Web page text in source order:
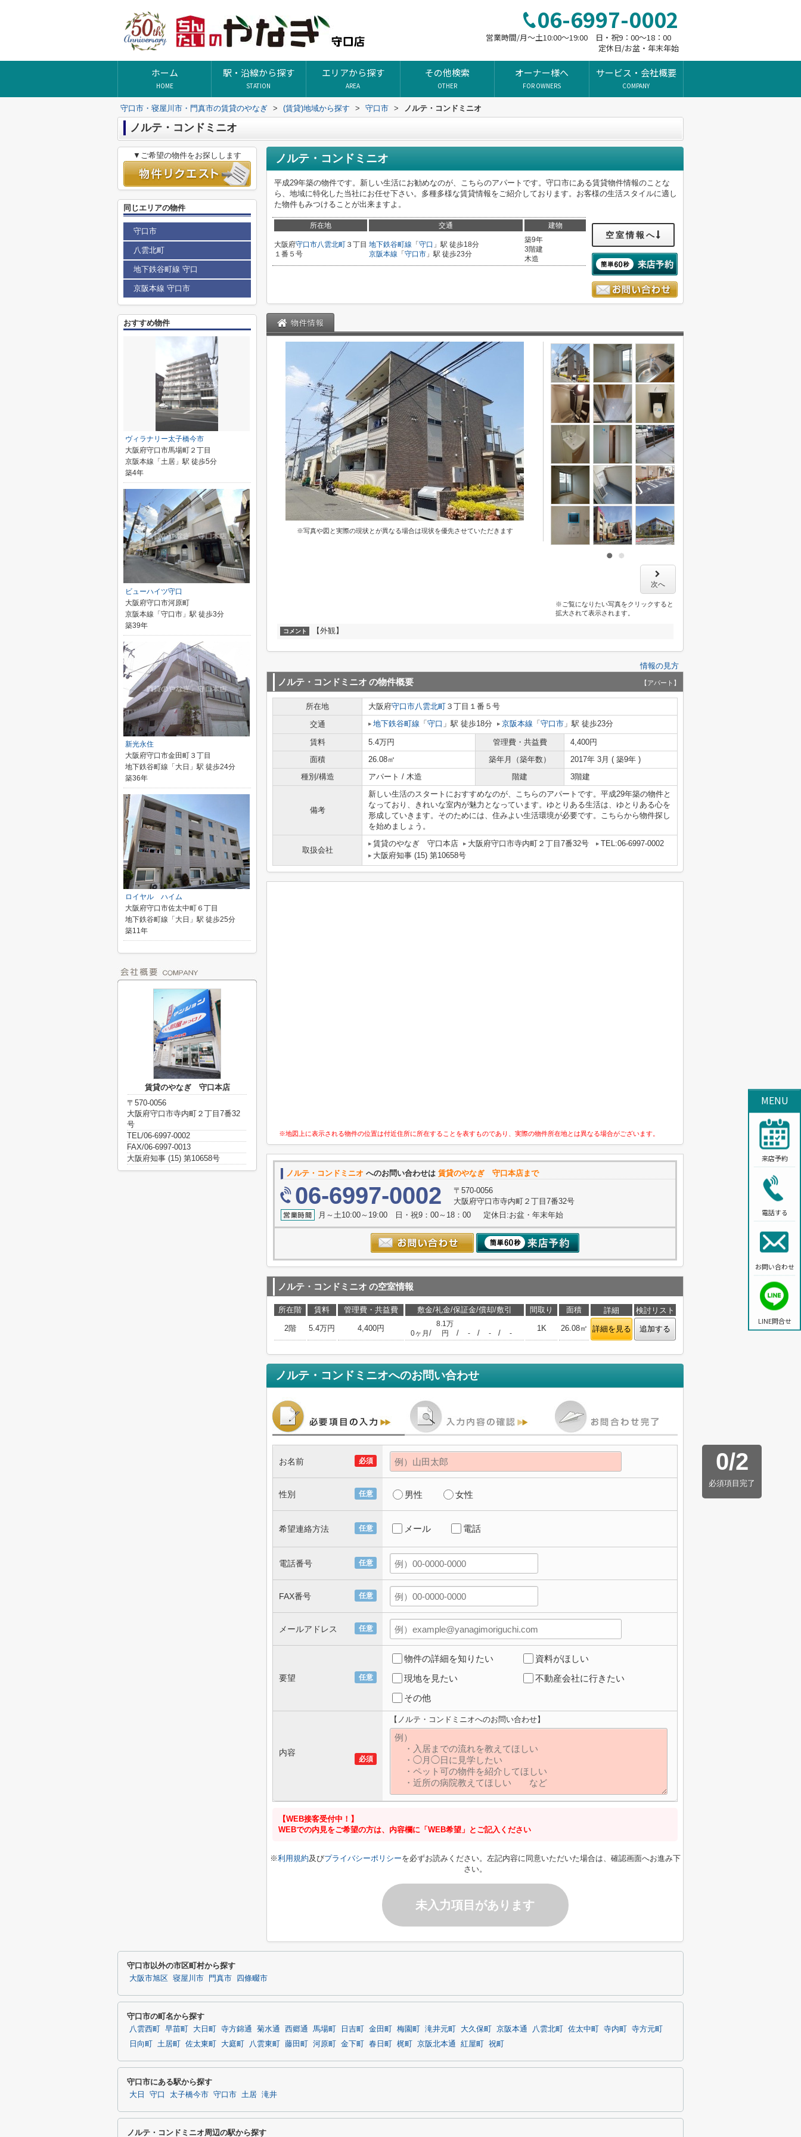
06-6997-0002
営業時間/月～土10:00～19:00 日・祝9：00～18：00
定休日/お盆・年末年始
ホーム
HOME
駅・沿線から探す
STATION
エリアから探す
AREA
その他検索
OTHER
オーナー様へ
FOR OWNERS
サービス・会社概要
COMPANY
守口市・寝屋川市・門真市の賃貸のやなぎ > (賃貸)地域から探す > 守口市 > ノルテ・コンドミニオ
ノルテ・コンドミニオ
ノルテ・コンドミニオ
平成29年築の物件です。新しい生活にお勧めなのが、こちらのアパートです。守口市にある賃貸物件情報のことな
ら、地域に特化した当社にお任せ下さい。多種多様な賃貸情報をご紹介しております。お客様の生活スタイルに適し
た物件もみつけることが出来ますよ。
所在地 交通 建物
大阪府守口市八雲北町 ３丁目
１番５号
地下鉄谷町線 「 守口 」駅 徒歩18分
京阪本線 「 守口市 」駅 徒歩23分
築9年
3階建
木造
空室情報へ
物件情報
※写真や図と実際の現状とが異なる場合は現状を優先させていただきます
次へ
※ご覧になりたい写真をクリックすると
拡大されて表示されます。
コメント 【外観】
情報の見方
ノルテ・コンドミニオ の物件概要 【アパート】
所在地 大阪府守口市八雲北町 ３丁目１番５号
交通
地下鉄谷町線 「 守口 」駅 徒歩18分 京阪本線 「 守口市 」駅 徒歩23分
賃料 5.4万円 管理費・共益費
4,400円
面積
26.08㎡ 築年月（築年数）
2017年 3月 ( 築9年 )
種別/構造
アパート / 木造 階建 3階建
備考
新しい生活のスタートにおすすめなのが、こちらのアパートです。平成29年築の物件と
なっており、きれいな室内が魅力となっています。ゆとりある生活は、ゆとりある心を
形成していきます。そのためには、住みよい生活環境が必要です。こちらから物件探し
を始めましょう。
取扱会社
賃貸のやなぎ 守口本店 大阪府守口市寺内町２丁目7番32号
TEL:06-6997-0002
大阪府知事 (15) 第10658号
※地図上に表示される物件の位置は付近住所に所在することを表すものであり、実際の物件所在地とは異なる場合がございます。
ノルテ・コンドミニオ へのお問い合わせは 賃貸のやなぎ 守口本店まで
06-6997-0002
〒570-0056
大阪府守口市寺内町２丁目7番32号
月～土10:00～19:00 日・祝9：00～18：00 定休日:お盆・年末年始
ノルテ・コンドミニオ の空室情報
所在階 賃料 管理費・共益費 敷金/礼金/保証金/償却/敷引 間取り 面積 詳細
検討リスト
2階
5.4万円 4,400円
0ヶ月 /
8.1万
円
/ - / - / -
1K 26.08㎡ 詳細を見る 追加する
ノルテ・コンドミニオへのお問い合わせ
0/2
必須項目完了
必須
お名前
任意
性別 男性 女性
任意
希望連絡方法 メール 電話
任意
電話番号
任意
FAX番号
任意
メールアドレス
任意
要望
物件の詳細を知りたい
資料がほしい
現地を見たい
不動産会社に行きたい
その他
必須
内容
【ノルテ・コンドミニオへのお問い合わせ】
【WEB接客受付中！】
WEBでの内見をご希望の方は、内容欄に「WEB希望」とご記入ください
※利用規約及びプライバシーポリシーを必ずお読みください。左記内容に同意いただいた場合は、確認画面へお進み下
さい。
未入力項目があります
▼ご希望の物件をお探しします
同じエリアの物件
守口市
八雲北町
地下鉄谷町線 守口
京阪本線 守口市
おすすめ物件
ヴィラナリー太子橋今市
大阪府守口市馬場町２丁目
京阪本線「土居」駅 徒歩5分
築4年
ビューハイツ守口
大阪府守口市河原町
京阪本線「守口市」駅 徒歩3分
築39年
新光永住
大阪府守口市金田町３丁目
地下鉄谷町線「大日」駅 徒歩24分
築36年
ロイヤル ハイム
大阪府守口市佐太中町６丁目
地下鉄谷町線「大日」駅 徒歩25分
築11年
賃貸のやなぎ 守口本店
〒570-0056
大阪府守口市寺内町２丁目7番32
号
TEL/06-6997-0002
FAX/06-6997-0013
大阪府知事 (15) 第10658号
守口市以外の市区町村から探す
大阪市旭区 寝屋川市 門真市 四條畷市
守口市の町名から探す
八雲西町 早苗町 大日町 寺方錦通 菊水通 西郷通 馬場町 日吉町 金田町 梅園町 滝井元町 大久保町 京阪本通 八雲北町 佐太中町 寺内町
寺方元町
日向町
土居町 佐太東町 大庭町 八雲東町 藤田町 河原町 金下町 春日町 梶町 京阪北本通 紅屋町 祝町
守口市にある駅から探す
大日 守口 太子橋今市 守口市 土居 滝井
ノルテ・コンドミニオ周辺の駅から探す
MENU
来店予約
電話する
お問い合わせ
LINE問合せ